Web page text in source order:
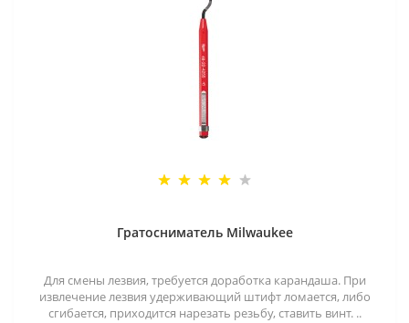
Гратосниматель Milwaukee
Для смены лезвия, требуется доработка карандаша. При
извлечение лезвия удерживающий штифт ломается, либо
сгибается, приходится нарезать резьбу, ставить винт. ..